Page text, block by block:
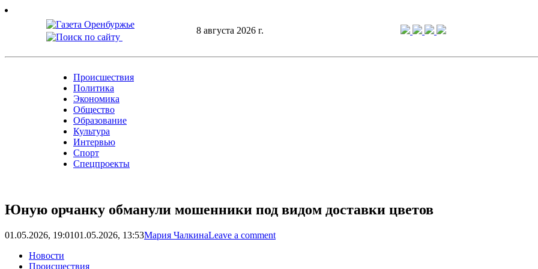
Skip
8 августа 2026 г.
Происшествия
Политика
Экономика
Общество
Образование
Культура
Интервью
Спорт
Спецпроекты
Юную орчанку обманули мошенники под видом доставки цветов
01.05.2026, 19:0101.05.2026, 13:53Мария ЧалкинаLeave a comment
Новости
Происшествия